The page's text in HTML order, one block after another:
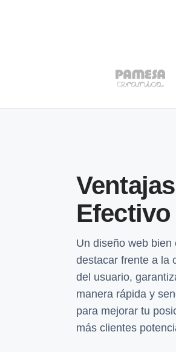
Efectivo
Un diseño web
destacar frente a la
del usuario,
manera rápida y
para mejorar tu
más clientes